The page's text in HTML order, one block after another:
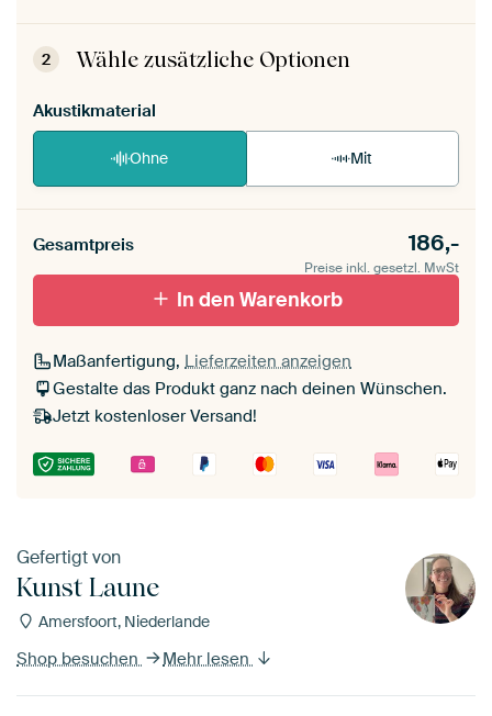
Dein ArtFrame ist im Handumdrehen
aufgebaut.Montageanleitung ansehen
2 Wähle zusätzliche Optionen
Akustikmaterial
Ohne Mit
Gesamtpreis 186,-
Preise inkl. gesetzl. MwSt
In den Warenkorb
Maßanfertigung, Lieferzeiten anzeigen
Gestalte das Produkt ganz nach deinen Wünschen.
Jetzt kostenloser Versand!
Gefertigt von
Kunst Laune
Amersfoort, Niederlande
Shop besuchen Mehr lesen